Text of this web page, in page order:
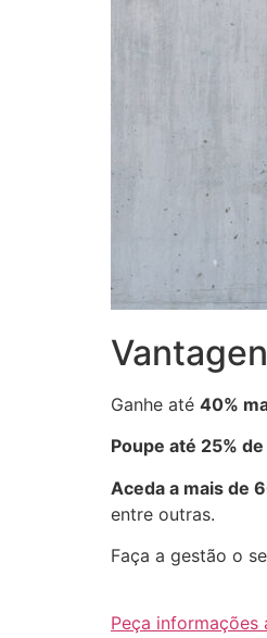
Ganhe até 40%
Poupe até 25%
Aceda a mais de
entre outras.
Faça a gestão o
Peça informações